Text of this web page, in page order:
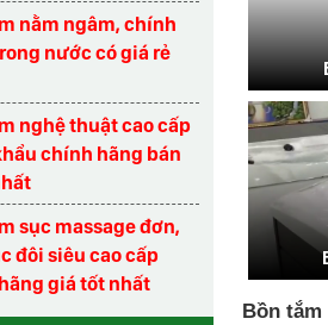
nằm ngâm, chính
nước có giá rẻ
nghệ thuật cao cấp
chính hãng bán
sục massage đơn,
đôi siêu cao cấp
giá tốt nhất
Bồn tắm